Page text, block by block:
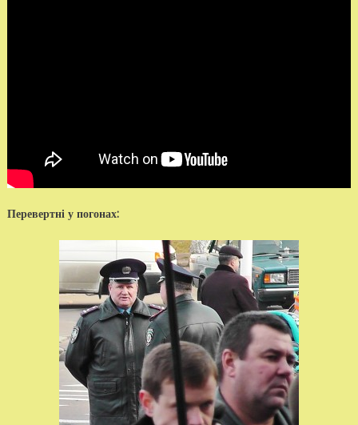
Перевертні у погонах: